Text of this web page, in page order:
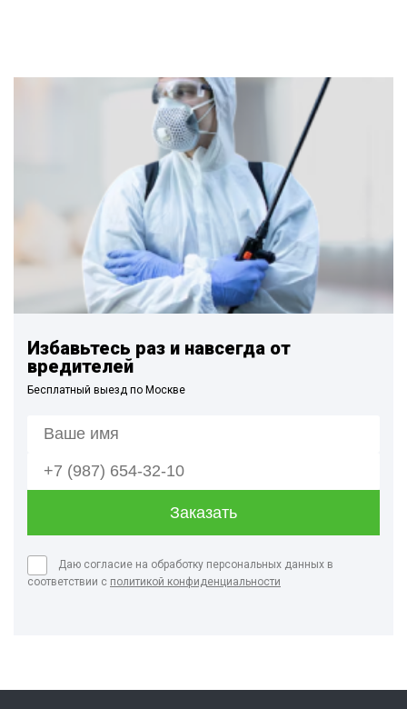
Избавьтесь раз и навсегда от
вредителей
Бесплатный выезд по Москве
Даю согласие на обработку персональных данных в
соответствии с политикой конфиденциальности